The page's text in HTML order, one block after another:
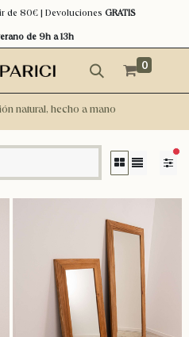
de 80€ | Devoluciones GRATIS
de 9h a 13h
0
natural, hecho a mano